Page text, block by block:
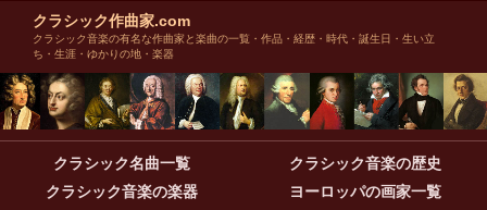
クラシック作曲家.com
クラシック音楽の有名な作曲家と楽曲の一覧・作品・経歴・時代・誕生日・生い立
ち・生涯・ゆかりの地・楽器
クラシック名曲一覧
クラシック音楽の歴史
クラシック音楽の楽器
ヨーロッパの画家一覧